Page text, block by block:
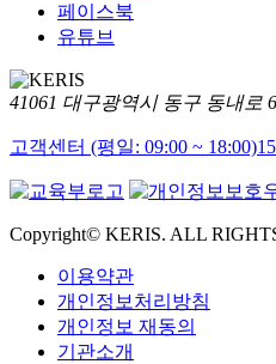
페이스북
유튜브
41061 대구광역시 동구 동내로
고객센터 (평일: 09:00 ~ 18:00)
Copyright© KERIS. ALL
이용약관
개인정보처리방침
개인정보 재동의
기관소개